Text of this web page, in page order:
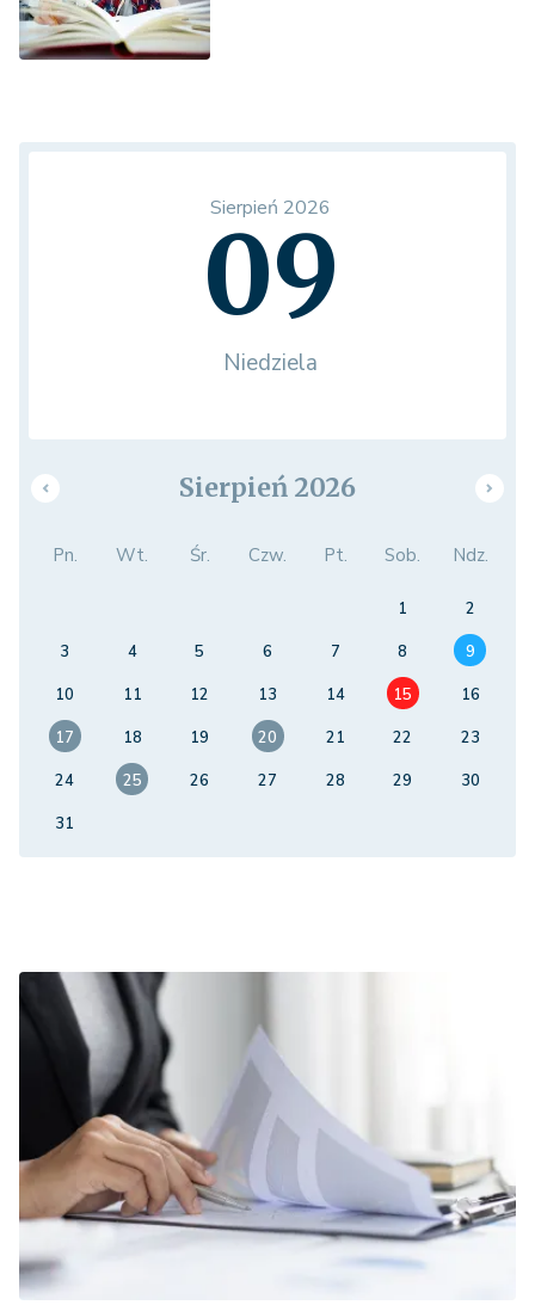
Sierpień 2026
09
Niedziela
Sierpień 2026
Pn. Wt. Śr. Czw. Pt. Sob. Ndz.
1
2
3
4 5 6 7 8
9
10
11 12 13 14 15
16
17
18 19 20 21 22
23
24
25 26 27 28 29
30
31